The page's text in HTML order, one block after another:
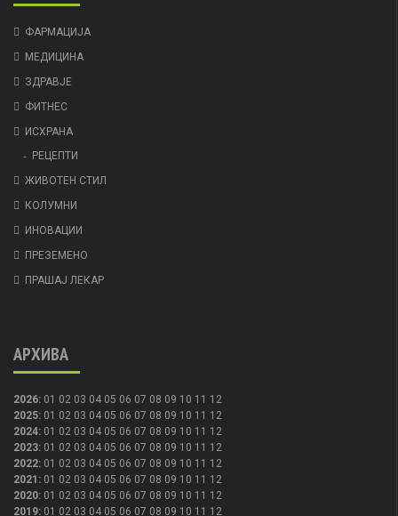
ФАРМАЦИЈА
МЕДИЦИНА
ЗДРАВЈЕ
ФИТНЕС
ИСХРАНА
РЕЦЕПТИ
ЖИВОТЕН СТИЛ
КОЛУМНИ
ИНОВАЦИИ
ПРЕЗЕМЕНО
ПРАШАЈ ЛЕКАР
АРХИВА
2026: 01 02 03 04 05 06 07 08 09 10 11 12
2025: 01 02 03 04 05 06 07 08 09 10 11 12
2024: 01 02 03 04 05 06 07 08 09 10 11 12
2023: 01 02 03 04 05 06 07 08 09 10 11 12
2022: 01 02 03 04 05 06 07 08 09 10 11 12
2021 : 01 02 03 04 05 06 07 08 09 10 11 12
2020: 01 02 03 04 05 06 07 08 09 10 11 12
2019: 01 02 03 04 05 06 07 08 09 10 11 12